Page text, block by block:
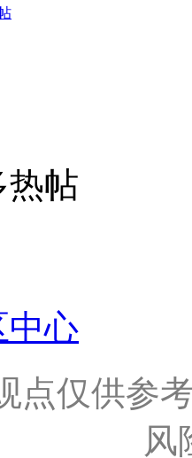
热帖
中心
点仅供参
风